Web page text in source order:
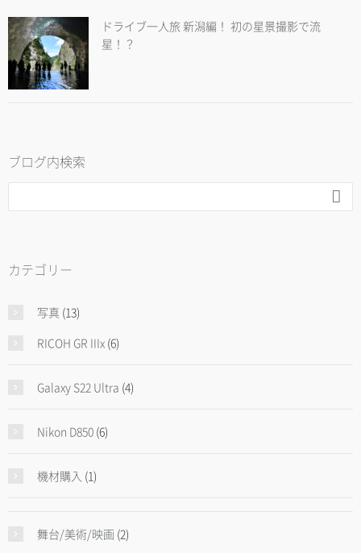
ドライブ一人旅 新潟編！ 初の星景撮影で流
星！？
ブログ内検索

カテゴリー
写真 (13)
RICOH GR IIIx (6)
Galaxy S22 Ultra (4)
Nikon D850 (6)
機材購入 (1)
舞台/美術/映画 (2)